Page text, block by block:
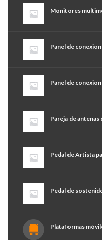
Monitores
Panel de
Panel de
Pareja de
Pedal de Artista
Pedal de
Plataformas